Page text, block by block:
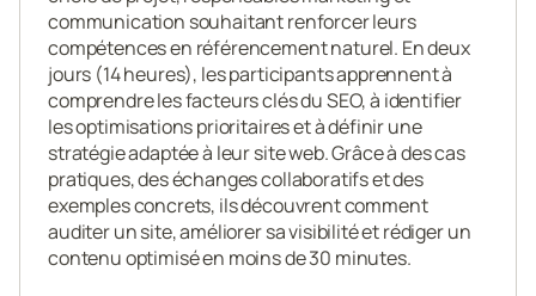
communication souhaitant renforcer leurs
compétences en référencement naturel. En deux
jours (14 heures), les participants apprennent à
comprendre les facteurs clés du SEO, à identifier
les optimisations prioritaires et à définir une
stratégie adaptée à leur site web. Grâce à des cas
pratiques, des échanges collaboratifs et des
exemples concrets, ils découvrent comment
auditer un site, améliorer sa visibilité et rédiger un
contenu optimisé en moins de 30 minutes.